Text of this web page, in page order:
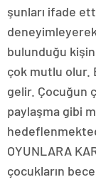
şunları ifade
deneyimleyerek
bulunduğu
çok mutlu olur.
gelir. Çocuğun
paylaşma gibi
OYUNLARA
çocukların